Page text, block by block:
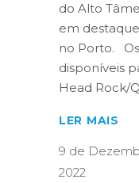
do Alto
em
no Porto.
disponíveis
Head Rock/
LER MAIS
9 de
2022